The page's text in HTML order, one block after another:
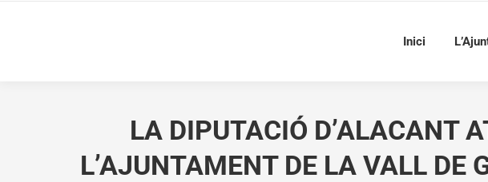
Inici
LA DIPUTACIÓ D’ALACANT
L’AJUNTAMENT DE LA VALL DE